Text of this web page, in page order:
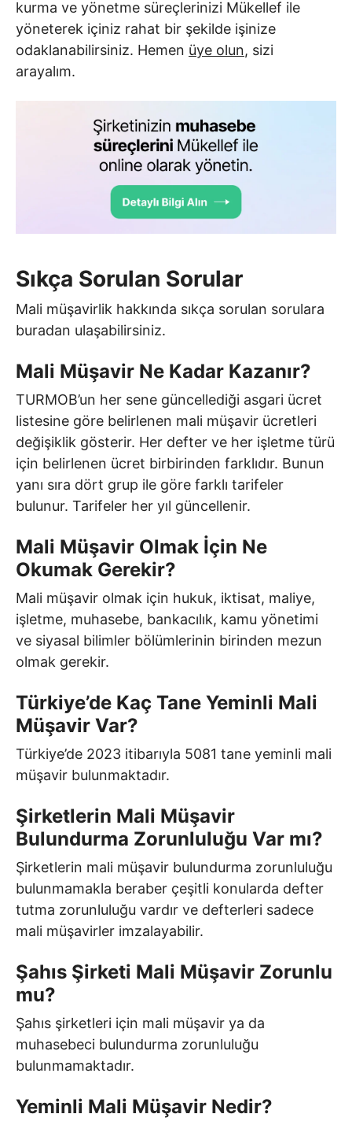
kurma ve yönetme süreçlerinizi Mükellef ile
yöneterek içiniz rahat bir şekilde işinize
odaklanabilirsiniz. Hemen üye olun, sizi
arayalım.
Sıkça Sorulan Sorular
Mali müşavirlik hakkında sıkça sorulan sorulara
buradan ulaşabilirsiniz.
Mali Müşavir Ne Kadar Kazanır?
TURMOB’un her sene güncellediği asgari ücret
listesine göre belirlenen mali müşavir ücretleri
değişiklik gösterir. Her defter ve her işletme türü
için belirlenen ücret birbirinden farklıdır. Bunun
yanı sıra dört grup ile göre farklı tarifeler
bulunur. Tarifeler her yıl güncellenir.
Mali Müşavir Olmak İçin Ne
Okumak Gerekir?
Mali müşavir olmak için hukuk, iktisat, maliye,
işletme, muhasebe, bankacılık, kamu yönetimi
ve siyasal bilimler bölümlerinin birinden mezun
olmak gerekir.
Türkiye’de Kaç Tane Yeminli Mali
Müşavir Var?
Türkiye’de 2023 itibarıyla 5081 tane yeminli mali
müşavir bulunmaktadır.
Şirketlerin Mali Müşavir
Bulundurma Zorunluluğu Var mı?
Şirketlerin mali müşavir bulundurma zorunluluğu
bulunmamakla beraber çeşitli konularda defter
tutma zorunluluğu vardır ve defterleri sadece
mali müşavirler imzalayabilir.
Şahıs Şirketi Mali Müşavir Zorunlu
mu?
Şahıs şirketleri için mali müşavir ya da
muhasebeci bulundurma zorunluluğu
bulunmamaktadır.
Yeminli Mali Müşavir Nedir?